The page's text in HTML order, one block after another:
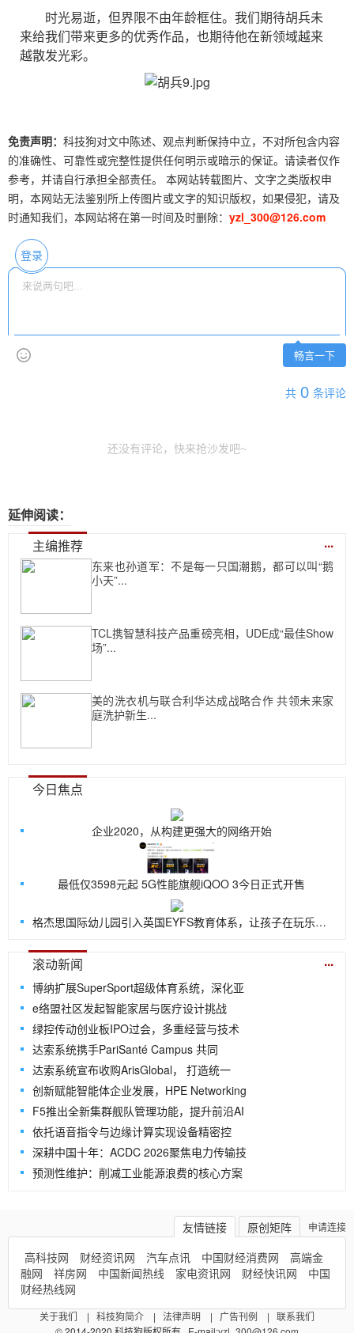
时光易逝，但界限不由年龄框住。我们期待胡兵未
来给我们带来更多的优秀作品，也期待他在新领域越来
越散发光彩。
免责声明： 科技狗对文中陈述、观点判断保持中立，不对所包含内容
的准确性、可靠性或完整性提供任何明示或暗示的保证。请读者仅作
参考，并请自行承担全部责任。 本网站转载图片、文字之类版权申
明，本网站无法鉴别所上传图片或文字的知识版权，如果侵犯，请及
时通知我们，本网站将在第一时间及时删除： yzl_300@126.com
登录
畅言一下
共 0 条评论
还没有评论，快来抢沙发吧~
延伸阅读：
主编推荐
...
东来也孙道军：不是每一只国潮鹅，都可以叫“鹅
小天”...
TCL携智慧科技产品重磅亮相，UDE成“最佳Show
场”...
美的洗衣机与联合利华达成战略合作 共领未来家
庭洗护新生...
今日焦点
企业2020，从构建更强大的网络开始
最低仅3598元起 5G性能旗舰iQOO 3今日正式开售
格杰思国际幼儿园引入英国EYFS教育体系，让孩子在玩乐中探索世界
滚动新闻 ...
博纳扩展SuperSport超级体育系统，深化亚
e络盟社区发起智能家居与医疗设计挑战
绿控传动创业板IPO过会，多重经营与技术
达索系统携手PariSanté Campus 共同
达索系统宣布收购ArisGlobal， 打造统一
创新赋能智能体企业发展，HPE Networking
F5推出全新集群舰队管理功能，提升前沿AI
依托语音指令与边缘计算实现设备精密控
深耕中国十年：ACDC 2026聚焦电力传输技
预测性维护：削减工业能源浪费的核心方案
申请连接
友情链接
原创矩阵
高科技网
财经资讯网 汽车点讯 中国财经消费网
高端金
融网
祥房网 中国新闻热线 家电资讯网 财经快讯网
中国
财经热线网
关于我们 | 科技狗简介 | 法律声明 | 广告刊例 | 联系我们